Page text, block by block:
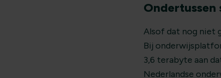
Ondertussen
Alsof dat nog niet
Bij
3,6 terabyte aan
Nederlandse